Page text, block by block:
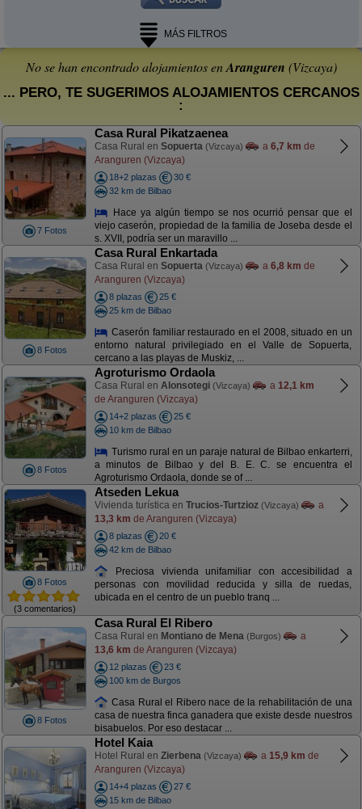
MÁS FILTROS
No se han encontrado alojamientos enAranguren (Vizcaya)
... PERO, TE SUGERIMOS ALOJAMIENTOS CERCANOS
:
7 Fotos
Casa Rural Pikatzaenea
Casa Rural en Sopuerta (Vizcaya) a 6,7 km de
Aranguren (Vizcaya)
18+2 plazas
30 €
32 km de Bilbao
Hace ya algún tiempo se nos ocurrió pensar que el
viejo caserón, propiedad de la familia de Joseba desde el
s. XVII, podría ser un maravillo ...
8 Fotos
Casa Rural Enkartada
Casa Rural en Sopuerta (Vizcaya) a 6,8 km de
Aranguren (Vizcaya)
8 plazas
25 €
25 km de Bilbao
Caserón familiar restaurado en el 2008, situado en un
entorno natural privilegiado en el Valle de Sopuerta,
cercano a las playas de Muskiz, ...
8 Fotos
Agroturismo Ordaola
Casa Rural en Alonsotegi (Vizcaya) a 12,1 km
de Aranguren (Vizcaya)
14+2 plazas
25 €
10 km de Bilbao
Turismo rural en un paraje natural de Bilbao enkarterri,
a minutos de Bilbao y del B. E. C. se encuentra el
Agroturismo Ordaola, donde se of ...
8 Fotos
(3 comentarios)
Atseden Lekua
Vivienda turística en Trucios-Turtzioz (Vizcaya)
a
13,3 km de Aranguren (Vizcaya)
8 plazas
20 €
42 km de Bilbao
Preciosa vivienda unifamiliar con accesibilidad a
personas con movilidad reducida y silla de ruedas,
ubicada en el centro de un pueblo tranq ...
8 Fotos
Casa Rural El Ribero
Casa Rural en Montiano de Mena (Burgos)
a
13,6 km de Aranguren (Vizcaya)
12 plazas
23 €
100 km de Burgos
Casa Rural el Ribero nace de la rehabilitación de una
casa de nuestra finca ganadera que existe desde nuestros
bisabuelos. Por eso destacar ...
Hotel Kaia
Hotel Rural en Zierbena (Vizcaya) a 15,9 km de
Aranguren (Vizcaya)
14+4 plazas
27 €
15 km de Bilbao